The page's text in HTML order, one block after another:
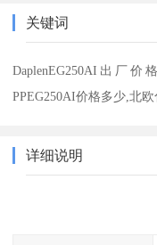
关键词
DaplenEG250AI出厂
PPEG250AI价格多少,北
详细说明